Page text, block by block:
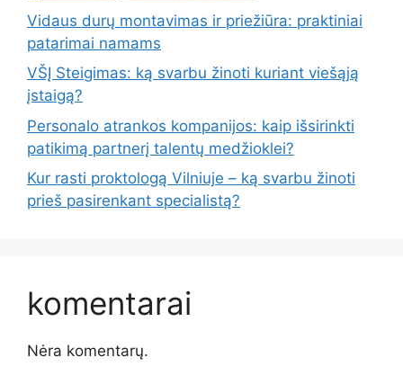
Vidaus durų montavimas ir priežiūra: praktiniai
patarimai namams
VŠĮ Steigimas: ką svarbu žinoti kuriant viešąją
įstaigą?
Personalo atrankos kompanijos: kaip išsirinkti
patikimą partnerį talentų medžioklei?
Kur rasti proktologą Vilniuje – ką svarbu žinoti
prieš pasirenkant specialistą?
komentarai
Nėra komentarų.